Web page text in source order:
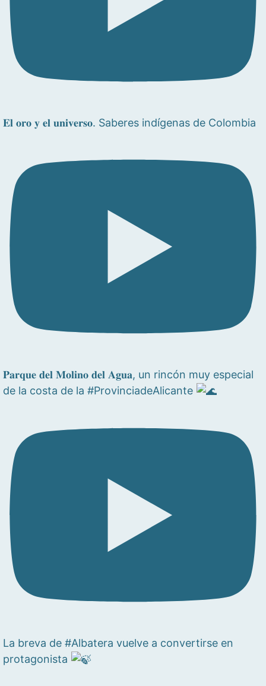
𝐄𝐥 𝐨𝐫𝐨 𝐲 𝐞𝐥 𝐮𝐧𝐢𝐯𝐞𝐫𝐬𝐨. Saberes indígenas de Colombia
𝐏𝐚𝐫𝐪𝐮𝐞 𝐝𝐞𝐥 𝐌𝐨𝐥𝐢𝐧𝐨 𝐝𝐞𝐥 𝐀𝐠𝐮𝐚, un rincón muy especial
de la costa de la #ProvinciadeAlicante
La breva de #Albatera vuelve a convertirse en
protagonista